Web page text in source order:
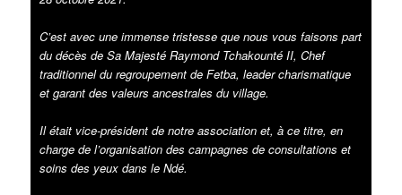
C’est avec une immense tristesse que nous vous faisons part
du décès de Sa Majesté Raymond Tchakounté II, Chef
traditionnel du regroupement de Fetba, leader charismatique
et garant des valeurs ancestrales du village.
Il était vice-président de notre association et, à ce titre, en
charge de l’organisation des campagnes de consultations et
soins des yeux dans le Ndé.